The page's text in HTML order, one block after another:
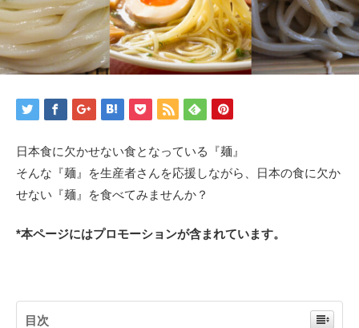
日本食に欠かせない食となっている『麺』
そんな『麺』を生産者さんを応援しながら、日本の食に欠か
せない『麺』を食べてみませんか？
*本ページにはプロモーションが含まれています。
目次